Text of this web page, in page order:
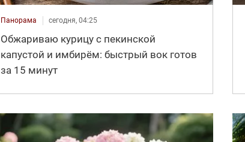
Панорама сегодня, 04:25
Обжариваю курицу с пекинской
капустой и имбирём: быстрый вок готов
за 15 минут